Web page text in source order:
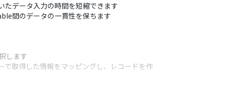
データ入力の時間を短縮できます
間のデータの一貫性を保ちます
します
取得した情報をマッピングし、レコードを作